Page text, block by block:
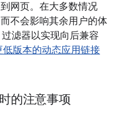
网页。在大多数情况
不会影响其余用户的体
滤器以实现向后兼容
版本的动态应用链接
的注意事项